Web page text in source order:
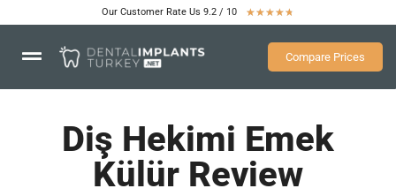
Our Customer Rate Us 9.2 / 10 ★★★★★
Compare Prices
Diş Hekimi Emek
Külür Review